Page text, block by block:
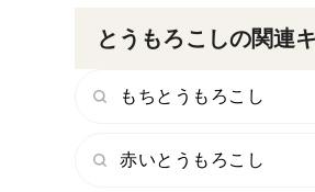
とうもろこしの関連
もちとうもろこし
赤いとうもろこし